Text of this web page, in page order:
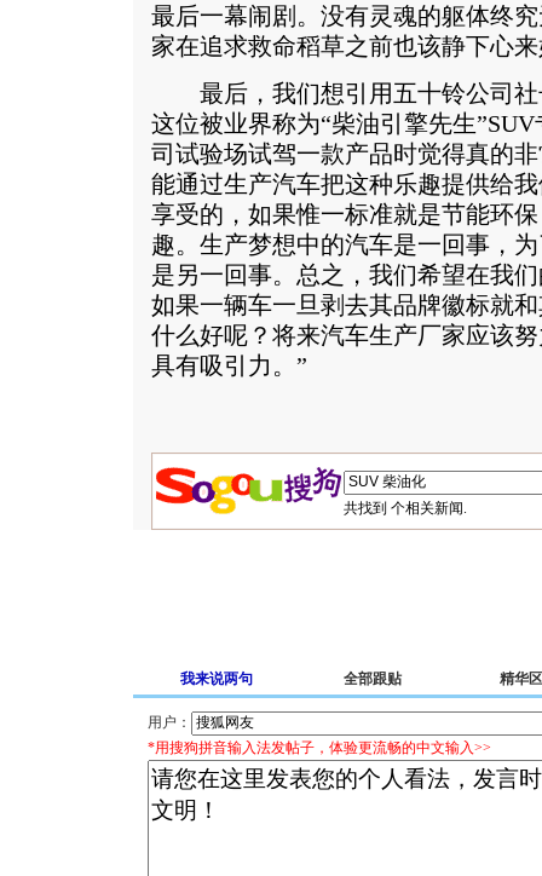
最后一幕闹剧。没有灵魂的躯体终
家在追求救命稻草之前也该静下心
最后，我们想引用五十铃公司社
这位被业界称为“柴油引擎先生
司试验场试驾一款产品时觉得真的
能通过生产汽车把这种乐趣提供给
享受的，如果惟一标准就是节能环
趣。生产梦想中的汽车是一回事，
是另一回事。总之，我们希望在我
如果一辆车一旦剥去其品牌徽标就
什么好呢？将来汽车生产厂家应该
具有吸引力。”
共找到 个相关新闻.
我来说两句 全部跟贴 精华区
用户：
*用搜狗拼音输入法发帖子，体验更流畅的中文输入>>